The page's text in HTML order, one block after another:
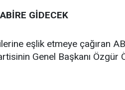
GİDECEK
eşlik etmeye çağıran
Genel Başkanı Özgür